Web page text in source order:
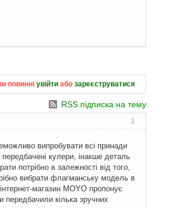
повинні увійти або зареєструватися
RSS підписка на тему
1
випробувати всі принади
кулери, інакше деталь
потрібно в залежності від того,
вибрати флагманську модель в
магазин MOYO пропонує
передбачили кілька зручних